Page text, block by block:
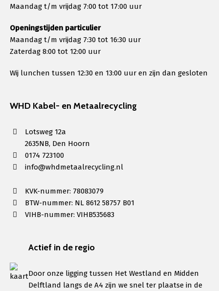
Maandag t/m vrijdag 7:00 tot 17:00 uur
Openingstijden particulier
Maandag t/m vrijdag 7:30 tot 16:30 uur
Zaterdag 8:00 tot 12:00 uur
Wij lunchen tussen 12:30 en 13:00 uur en zijn dan gesloten
WHD Kabel- en Metaalrecycling
Lotsweg 12a
2635NB, Den Hoorn
0174 723100
info@whdmetaalrecycling.nl
KVK-nummer: 78083079
BTW-nummer: NL 8612 58757 B01
VIHB-nummer: VIHB535683
Actief in de regio
Door onze ligging tussen Het Westland en Midden
Delftland langs de A4 zijn we snel ter plaatse in de